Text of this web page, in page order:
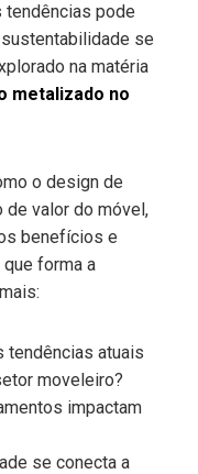
tendências pode
se
na matéria
metalizado no
o design de
de valor do móvel,
benefícios e
forma a
tendências atuais
moveleiro?
impactam
se conecta a